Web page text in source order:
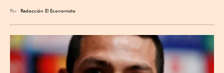
Por Redacción El Economista